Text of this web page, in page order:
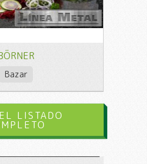
Bazar
LISTADO